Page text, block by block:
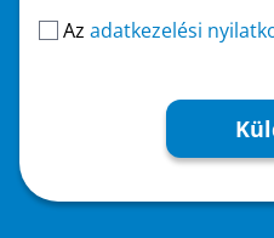
Az adatkezelési